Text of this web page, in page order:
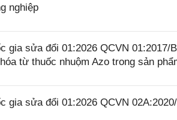
nghiệp
gia sửa đổi 01:2026 QCVN
từ thuốc nhuộm Azo trong sản
gia sửa đổi 01:2026 QCVN